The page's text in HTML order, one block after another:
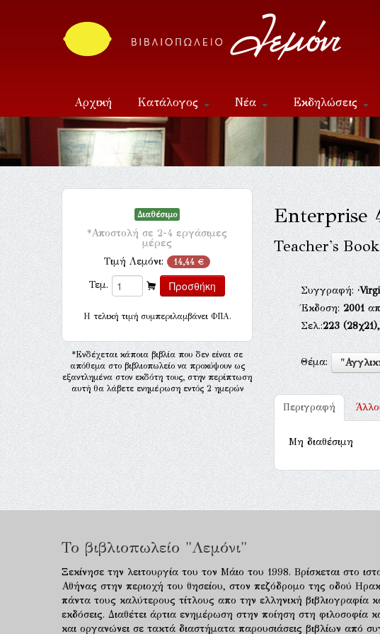
Αρχική Κατάλογος Νέα Εκδηλώσεις
Επικοινωνία
Διαθέσιμο
*Αποστολή σε 2-4 εργάσιμες
μέρες
Τιμή Λεμόνι: 14,44 €
Τεμ.
H τελική τιμή συμπεριλαμβάνει ΦΠΑ.
*Ενδέχεται κάποια βιβλία που δεν είναι σε
απόθεμα στο βιβλιοπωλείο να προκύψουν ως
εξαντλημένα στον εκδότη τους, στην περίπτωση
αυτή θα λάβετε ενημέρωση εντός 2 ημερών
Enterprise
Teacher's Book
Συγγραφή:
Έκδοση:2001
Σελ.:223(28χ21),
Θέμα:
Περιγραφή
Μη διαθέσιμη
Το βιβλιοπωλείο "Λεμόνι"
Ξεκίνησε την λειτουργία του τον Μάιο του 1998. Βρίσκεται στο
Αθήνας στην περιοχή του θησείου, στον πεζόδρομο της οδού
πάντα τους καλύτερους τίτλους απο την ελληνική βιβλιογραφία
εκδόσεις. Διαθέτει άρτια ενημέρωση στην ποίηση στη φιλοσοφία
και οργανώνει σε τακτά διαστήματα παρουσιάσεις βιβλίων από